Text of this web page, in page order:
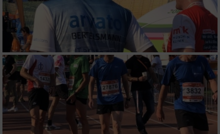
Analyse von Zielgruppen durch Statistiken
oder Kombinationen von Daten aus
verschiedenen Quellen
Entwicklung und Verbesserung der Angebote
Verwendung reduzierter Daten zur Auswahl
von Inhalten
IAB-Besonderheiten:
Verwendung genauer Standortdaten